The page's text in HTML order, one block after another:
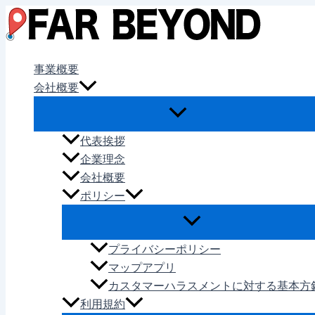
内
容
事業概要
会社概要
代表挨拶
企業理念
会社概要
ポリシー
プライバシーポリシー
マップアプリ
カスタマーハラスメントに対する基本方
利用規約